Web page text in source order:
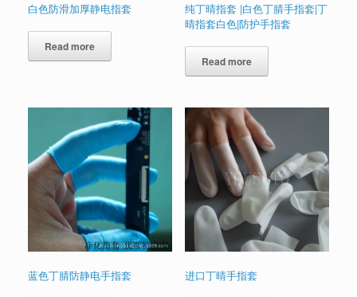
白色防滑加厚静电指套
Read more
纯丁晴指套 |白色丁腈手指套|丁
晴指套白色|防护手指套
Read more
蓝色丁腈防静电手指套 进口丁晴手指套